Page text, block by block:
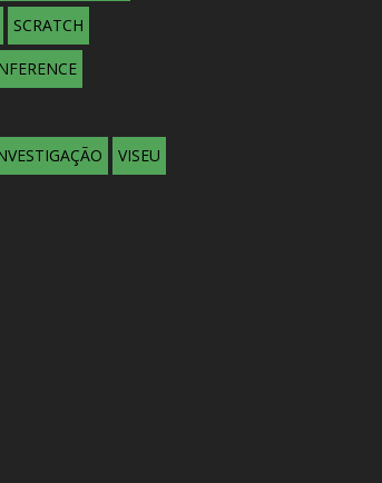
SCRATCH
VISEU